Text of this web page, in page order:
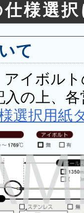
仕様選
て
アイボル
入の上、
選択用紙